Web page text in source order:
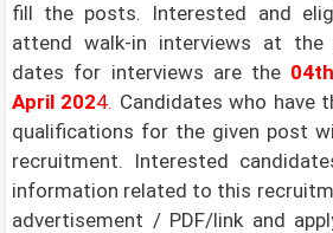
fill the posts. Interested and
attend walk-in interviews at the
dates for interviews are the
April 2024. Candidates who have
qualifications for the given post
recruitment. Interested
information related to this
advertisement / PDF/link and